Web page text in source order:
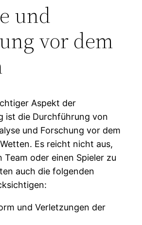
und
vor dem
Aspekt der
ist die Durchführung von
und Forschung vor dem
Es reicht nicht aus,
Team oder einen Spieler zu
auch die folgenden
und Verletzungen der